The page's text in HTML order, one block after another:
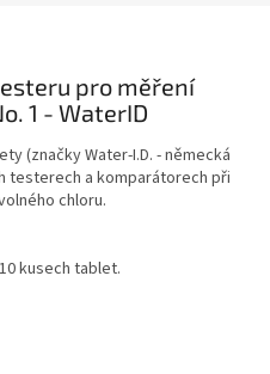
pro měření
1 - WaterID
(značky Water-I.D. - německá
testerech a komparátorech při
chloru.
kusech tablet.